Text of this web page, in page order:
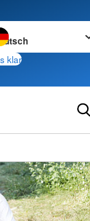
wechseln zu
klar